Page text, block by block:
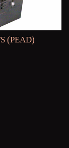
(PEAD)